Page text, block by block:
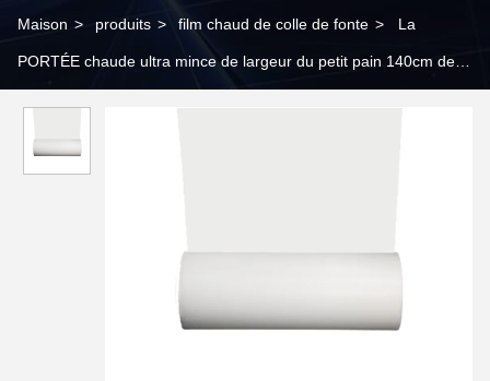
Maison > produits > film chaud de colle de fonte > La
PORTÉE chaude ultra mince de largeur du petit pain 140cm de